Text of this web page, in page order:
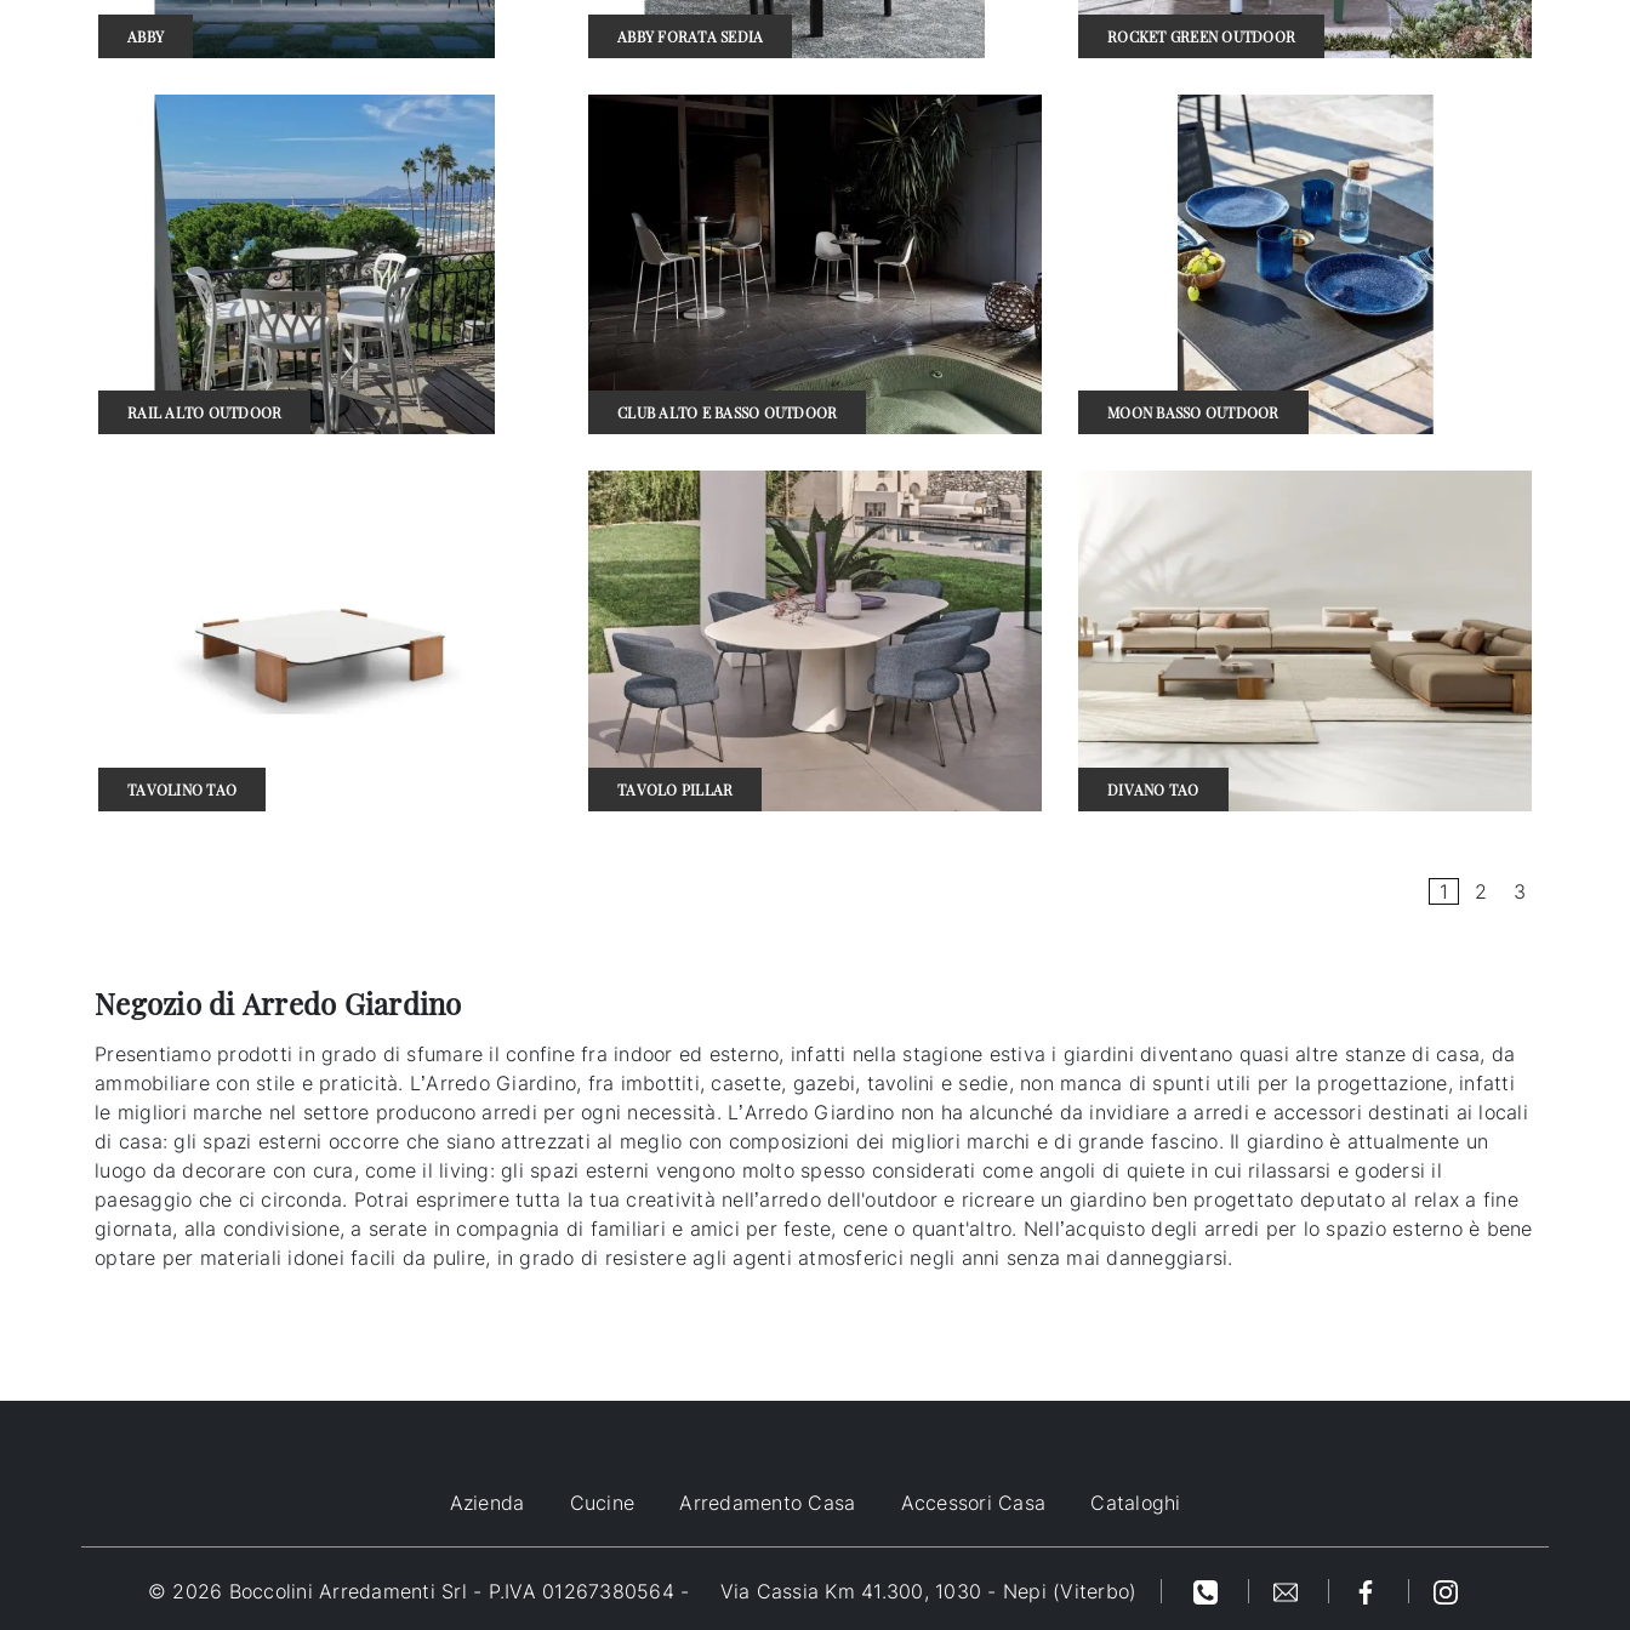
ABBY ABBY FORATA SEDIA ROCKET GREEN OUTDOOR
RAIL ALTO OUTDOOR CLUB ALTO E BASSO OUTDOOR MOON BASSO OUTDOOR
TAVOLINO TAO TAVOLO PILLAR DIVANO TAO
1 2 3
Negozio di Arredo Giardino
Presentiamo prodotti in grado di sfumare il confine fra indoor ed esterno, infatti nella stagione estiva i giardini diventano quasi altre stanze di casa, da
ammobiliare con stile e praticità. L’Arredo Giardino, fra imbottiti, casette, gazebi, tavolini e sedie, non manca di spunti utili per la progettazione, infatti
le migliori marche nel settore producono arredi per ogni necessità. L’Arredo Giardino non ha alcunché da invidiare a arredi e accessori destinati ai locali
di casa: gli spazi esterni occorre che siano attrezzati al meglio con composizioni dei migliori marchi e di grande fascino. Il giardino è attualmente un
luogo da decorare con cura, come il living: gli spazi esterni vengono molto spesso considerati come angoli di quiete in cui rilassarsi e godersi il
paesaggio che ci circonda. Potrai esprimere tutta la tua creatività nell’arredo dell'outdoor e ricreare un giardino ben progettato deputato al relax a fine
giornata, alla condivisione, a serate in compagnia di familiari e amici per feste, cene o quant'altro. Nell’acquisto degli arredi per lo spazio esterno è bene
optare per materiali idonei facili da pulire, in grado di resistere agli agenti atmosferici negli anni senza mai danneggiarsi.
Azienda Cucine Arredamento Casa Accessori Casa Cataloghi
© 2026 Boccolini Arredamenti Srl - P.IVA 01267380564 - Via Cassia Km 41.300, 1030 - Nepi (Viterbo)